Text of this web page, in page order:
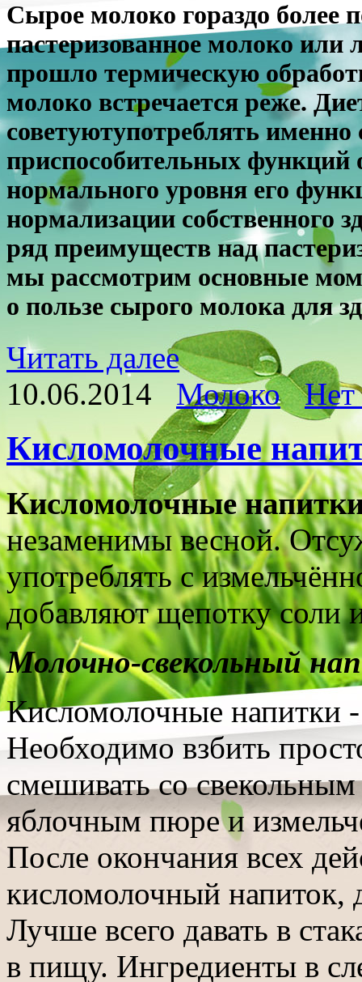
Сырое молоко гораздо более
пастеризованное молоко или
прошло термическую
молоко встречается реже.
советуютупотреблять
приспособительных функций
нормального уровня его
нормализации собственного
ряд преимуществ над
мы рассмотрим основные
о пользе сырого молока для
Читать далее
10.06.2014
Молоко Нет
Кисломолочные
Кисломолочные
незаменимы весной.
употреблять с
добавляют щепотку соли
Молочно-свекольный
Кисломолочные напитки
Необходимо взбить
смешивать со
яблочным пюре и
После окончания всех
кисломолочный напиток,
Лучше всего давать в
в пищу. Ингредиенты в